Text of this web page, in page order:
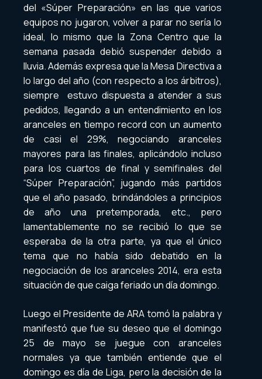
del «Súper Preparación» en las que varios
equipos no jugaron, volver a parar no sería lo
ideal, lo mismo que la Zona Centro que la
semana pasada debió suspender debido a
lluvia. Además expresa que la Mesa Directiva a
lo largo del año (con respecto a los árbitros),
siempre estuvo dispuesta a atender a sus
pedidos, llegando a un entendimiento en los
aranceles en tiempo record con un aumento
de casi el 29%, negociando aranceles
mayores para las finales, aplicándolo incluso
para los cuartos de final y semifinales del
“Súper Preparación”, jugando más partidos
que el año pasado, brindándoles a principios
de año una pretemporada, etc., pero
lamentablemente no se recibió lo que se
esperaba de la otra parte, ya que el único
tema que no había sido debatido en la
negociación de los aranceles 2014, era esta
situación de que caiga feriado un día domingo.
Luego el Presidente de ARA tomó la palabra y
manifestó que fue su deseo que el domingo
25 de mayo se juegue con aranceles
normales ya que también entiende que el
domingo es día de Liga, pero la decisión de la